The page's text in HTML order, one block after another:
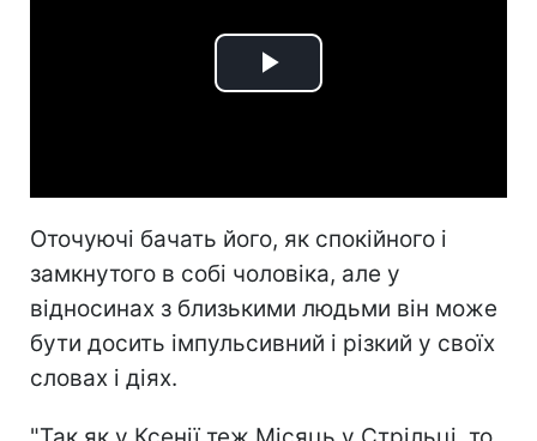
Play
Оточуючі бачать його, як спокійного і
замкнутого в собі чоловіка, але у
відносинах з близькими людьми він може
бути досить імпульсивний і різкий у своїх
словах і діях.